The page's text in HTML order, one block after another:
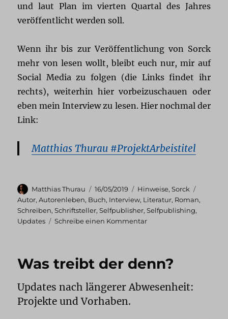
und laut Plan im vierten Quartal des Jahres
veröffentlicht werden soll.
Wenn ihr bis zur Veröffentlichung von Sorck
mehr von lesen wollt, bleibt euch nur, mir auf
Social Media zu folgen (die Links findet ihr
rechts), weiterhin hier vorbeizuschauen oder
eben mein Interview zu lesen. Hier nochmal der
Link:
Matthias Thurau #ProjektArbeistitel
Autor
Matthias Thurau
Veröffentlicht
am
16/05/2019 Kategorien
Hinweise,Sorck
Autor,Autorenleben, Buch, Interview, Literatur, Roman,
Schreiben,Schriftsteller,Selfpublisher,Selfpublishing,
Updates
Schreibe einen Kommentarzu
Was treibt der denn?
Updates nach längerer Abwesenheit:
Projekte und Vorhaben.